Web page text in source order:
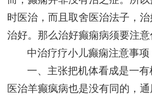
时医治，而且取舍医治法子，
治好。那么治好癫痫病须要注意
中治疗疗小儿癫痫注意事项
一、主张把机体看成是一
医治羊癫疯病也是没有同的，